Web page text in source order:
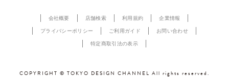
会社概要 店舗検索 利用規約 企業情報
プライバシーポリシー ご利用ガイド お問い合わせ
特定商取引法の表示
COPYRIGHT © TOKYO DESIGN CHANNEL All rights reserved.